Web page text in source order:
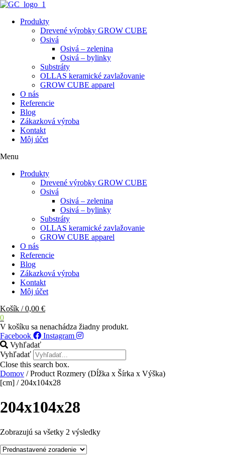
Preskočiť
obsah
Produkty
Drevené výrobky GROW CUBE
Osivá
Osivá – zelenina
Osivá – bylinky
Substráty
OLLAS keramické zavlažovanie
GROW CUBE apparel
O nás
Referencie
Blog
Zákazková výroba
Kontakt
Môj účet
Menu
Produkty
Drevené výrobky GROW CUBE
Osivá
Osivá – zelenina
Osivá – bylinky
Substráty
OLLAS keramické zavlažovanie
GROW CUBE apparel
O nás
Referencie
Blog
Zákazková výroba
Kontakt
Môj účet
Košík /0,00 €
0
V košíku sa nenachádza žiadny produkt.
Facebook
Instagram
Vyhľadať
Vyhľadať
Close this search box.
Domov / Product Rozmery (Dĺžka x Šírka x Výška)
[cm] / 204x104x28
204x104x28
Zobrazujú sa všetky 2 výsledky